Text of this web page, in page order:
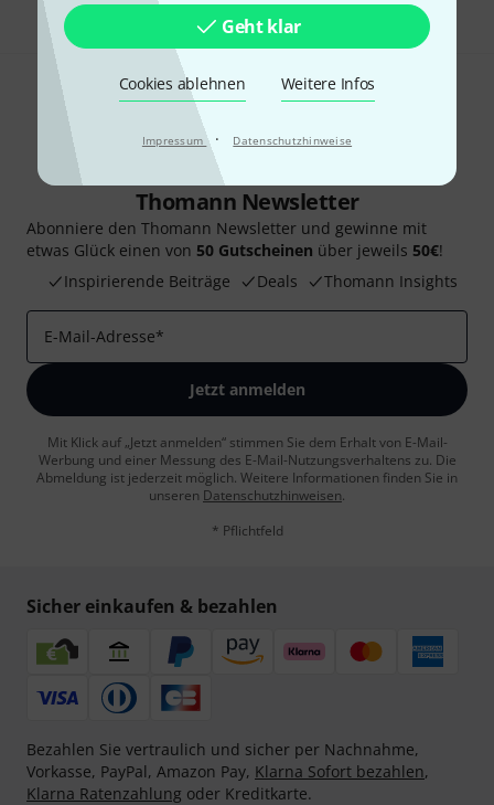
Geht klar
Cookies ablehnen Weitere Infos
Impressum · Datenschutzhinweise
Thomann Newsletter
Abonniere den Thomann Newsletter und gewinne mit
etwas Glück einen von 50 Gutscheinen über jeweils 50€!
Inspirierende Beiträge
Deals Thomann Insights
E-Mail-Adresse*
Jetzt anmelden
Mit Klick auf „Jetzt anmelden“ stimmen Sie dem Erhalt von E-Mail-
Werbung und einer Messung des E-Mail-Nutzungsverhaltens zu. Die
Abmeldung ist jederzeit möglich. Weitere Informationen finden Sie in
unseren Datenschutzhinweisen.
* Pflichtfeld
Sicher einkaufen & bezahlen
Bezahlen Sie vertraulich und sicher per Nachnahme,
Vorkasse, PayPal, Amazon Pay, Klarna Sofort bezahlen,
Klarna Ratenzahlung oder Kreditkarte.